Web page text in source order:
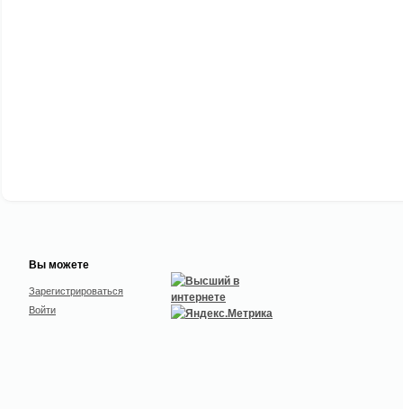
Вы можете
Зарегистрироваться
Войти